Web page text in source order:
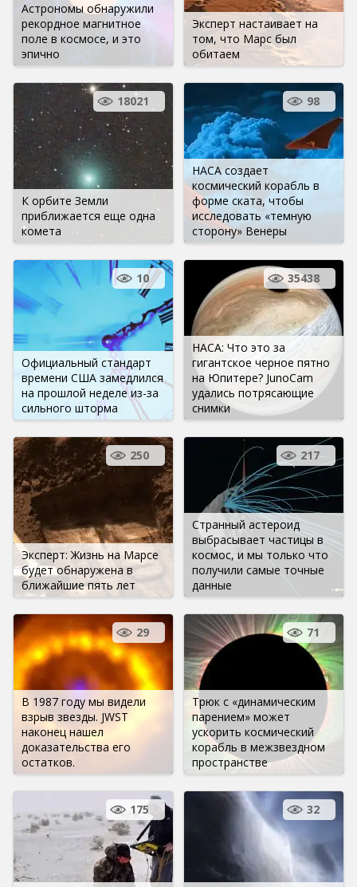
Астрономы обнаружили
рекордное магнитное
поле в космосе, и это
эпично
Эксперт настаивает на
том, что Марс был
обитаем
К орбите Земли
приближается еще одна
комета
18021
НАСА создает
космический корабль в
форме ската, чтобы
исследовать «темную
сторону» Венеры
98
Официальный стандарт
времени США замедлился
на прошлой неделе из-за
сильного шторма
10
НАСА: Что это за
гигантское черное пятно
на Юпитере? JunoCam
удались потрясающие
снимки
35438
Эксперт: Жизнь на Марсе
будет обнаружена в
ближайшие пять лет
250
Странный астероид
выбрасывает частицы в
космос, и мы только что
получили самые точные
данные
217
В 1987 году мы видели
взрыв звезды. JWST
наконец нашел
доказательства его
остатков.
29
Трюк с «динамическим
парением» может
ускорить космический
корабль в межзвездном
пространстве
71
175 32